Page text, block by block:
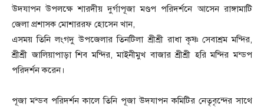
উদযাপন উপলক্ষে শারদীয় দুর্গাপূজা মণ্ডপ পরিদর্শনে আসেন রাঙ্গামাটি
জেলা প্রশাসক মোশাররফ হোসেন খান,
এসময় তিনি লংগদু উপজেলার তিনটিলা শ্রীশ্রী রাধা কৃষ্ণ সেবাশ্রম মন্দির,
শ্রীশ্রী জালিয়াপাড়া শিব মন্দির, মাইনীমুখ বাজার শ্রীশ্রী হরি মন্দির মন্ডপ
পরিদর্শন করেন।
পূজা মন্ডব পরিদর্শন কালে তিনি পূজা উদযাপন কমিটির নেতৃবৃন্দের সাথে